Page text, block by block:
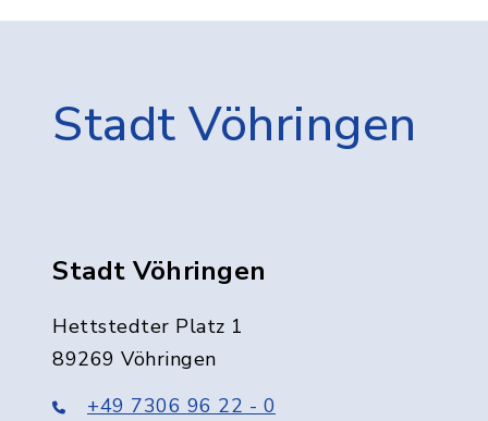
Stadt Vöhringen
Stadt Vöhringen
Hettstedter Platz 1
89269 Vöhringen
+49 7306 96 22 - 0